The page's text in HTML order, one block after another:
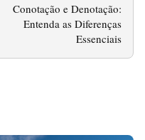
Conotação e Denotação:
Entenda as Diferenças
Essenciais